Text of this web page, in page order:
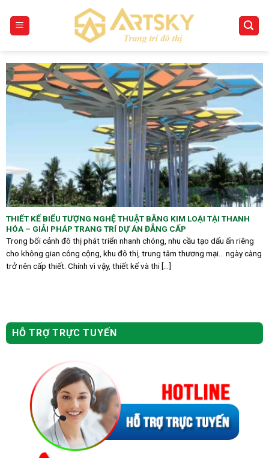
content
THIẾT KẾ BIỂU TƯỢNG NGHỆ THUẬT BẰNG KIM LOẠI TẠI THANH
HÓA – GIẢI PHÁP TRANG TRÍ DỰ ÁN ĐẲNG CẤP
Trong bối cảnh đô thị phát triển nhanh chóng, nhu cầu tạo dấu ấn riêng
cho không gian công cộng, khu đô thị, trung tâm thương mại… ngày càng
trở nên cấp thiết. Chính vì vậy, thiết kế và thi [...]
HỖ TRỢ TRỰC TUYẾN